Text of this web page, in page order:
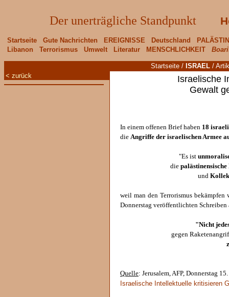
Der unerträgliche Standpunkt
Startseite Gute Nachrichten EREIGNISSE Deutschland
Libanon
Terrorismus Umwelt Literatur MENSCHLICHKEIT
Startseite / ISRAEL /
< zurück
Israelische
Gewalt
In einem offenen Brief haben 18
die Angriffe der israelischen Armee
"Es ist
die
und
weil man den Terrorismus
Donnerstag veröffentlichten
"Nicht
gegen
Quelle: Jerusalem, AFP, Donnerstag
Israelische Intellektuelle kritisieren